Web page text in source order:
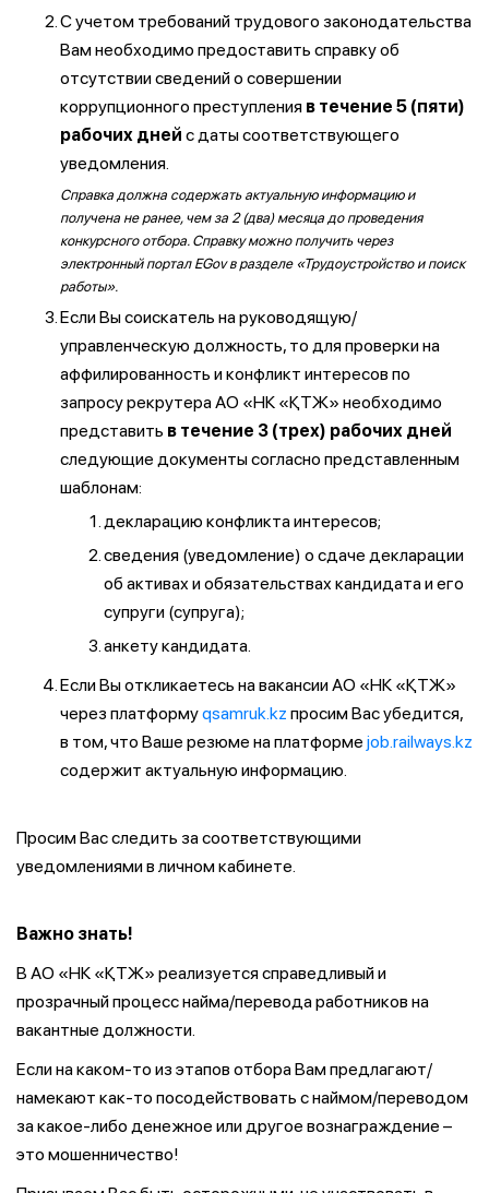
С учетом требований трудового законодательства
Вам необходимо предоставить справку об
отсутствии сведений о совершении
коррупционного преступления в течение 5 (пяти)
рабочих дней с даты соответствующего
уведомления.
Справка должна содержать актуальную информацию и
получена не ранее, чем за 2 (два) месяца до проведения
конкурсного отбора. Справку можно получить через
электронный портал EGov в разделе «Трудоустройство и поиск
работы».
Если Вы соискатель на руководящую/
управленческую должность, то для проверки на
аффилированность и конфликт интересов по
запросу рекрутера АО «НК «ҚТЖ» необходимо
представить в течение 3 (трех) рабочих дней
следующие документы согласно представленным
шаблонам:
декларацию конфликта интересов;
сведения (уведомление) о сдаче декларации
об активах и обязательствах кандидата и его
супруги (супруга);
анкету кандидата.
Если Вы откликаетесь на вакансии АО «НК «ҚТЖ»
через платформуqsamruk.kz просим Вас убедится,
в том, что Ваше резюме на платформе job.railways.kz
содержит актуальную информацию.
Просим Вас следить за соответствующими
уведомлениями в личном кабинете.
Важно знать!
В АО «НК «ҚТЖ» реализуется справедливый и
прозрачный процесс найма/перевода работников на
вакантные должности.
Если на каком-то из этапов отбора Вам предлагают/
намекают как-то посодействовать с наймом/переводом
за какое-либо денежное или другое вознаграждение –
это мошенничество!